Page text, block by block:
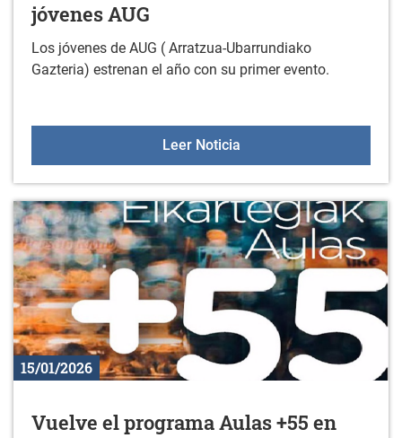
jóvenes AUG
Los jóvenes de AUG ( Arratzua-Ubarrundiako
Gazteria) estrenan el año con su primer evento.
Leer NoticiaTaller de collares de la
15/01/2026
Vuelve el programa Aulas +55 en